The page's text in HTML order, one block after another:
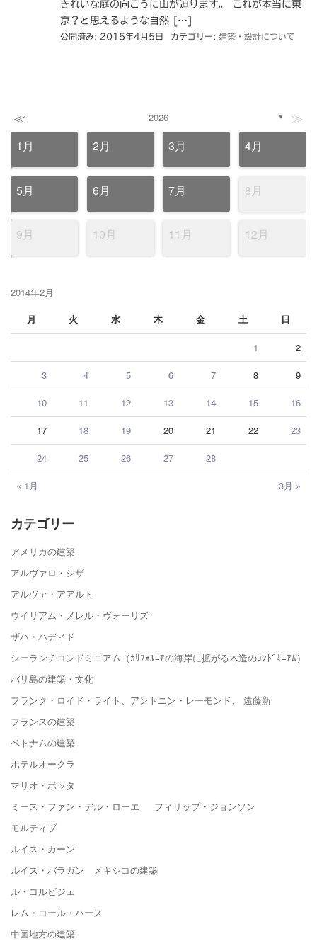
きれいな庭の向こうに山が迫ります。 これが本当に東
京？と思えるような自然 […]
公開済み: 2015年4月5日 カテゴリー: 建築・設計について
≪ 2026 ▼ ≫
1月 2月 3月 4月
5月 6月 7月 8月
9月 10月 11月 12月
2014年2月
月
火 水 木 金 土 日
« 1月 3月 »
1 2
3 4 5 6 7 8 9
10 11 12 13 14 15 16
17 18 19 20 21 22 23
24 25 26 27 28
カテゴリー
アメリカの建築
アルヴァロ・シザ
アルヴァ・アアルト
ウイリアム・メレル・ヴォーリズ
ザハ・ハディド
シーランチコンドミニアム（ｶﾘﾌｫﾙﾆｱの海岸に拡がる木造のｺﾝﾄﾞﾐﾆｱﾑ）
バリ島の建築・文化
フランク・ロイド・ライト、アントニン・レーモンド、 遠藤新
フランスの建築
ベトナムの建築
ホテルオークラ
マリオ・ボッタ
ミース・ファン・デル・ローエ フィリップ・ジョンソン
モルディブ
ルイス・カーン
ルイス・バラガン メキシコの建築
ル・コルビジェ
レム・コール・ハース
中国地方の建築